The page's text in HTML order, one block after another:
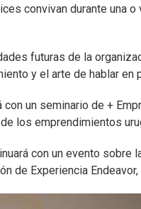
convivan durante una
futuras de la
y el arte de hablar en
con un seminario de +
los emprendimientos
con un evento
de Experiencia